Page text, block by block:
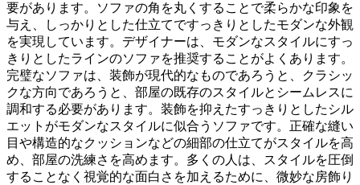
要があります。ソファの角を丸くすることで柔らかな印象を
与え、しっかりとした仕立てですっきりとしたモダンな外観
を実現しています。デザイナーは、モダンなスタイルにすっ
きりとしたラインのソファを推奨することがよくあります。
完璧なソファは、装飾が現代的なものであろうと、クラシッ
クな方向であろうと、部屋の既存のスタイルとシームレスに
調和する必要があります。装飾を抑えたすっきりとしたシル
エットがモダンなスタイルに似合うソファです。正確な縫い
目や構造的なクッションなどの細部の仕立てがスタイルを高
め、部屋の洗練さを高めます。多くの人は、スタイルを圧倒
することなく視覚的な面白さを加えるために、微妙な房飾り